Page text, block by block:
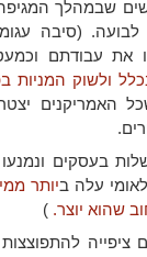
שבמהלך
(סיבה
ולשוק המניות
האמריקנים
בעסקים
עלה ביותר
שהוא יוצר. )